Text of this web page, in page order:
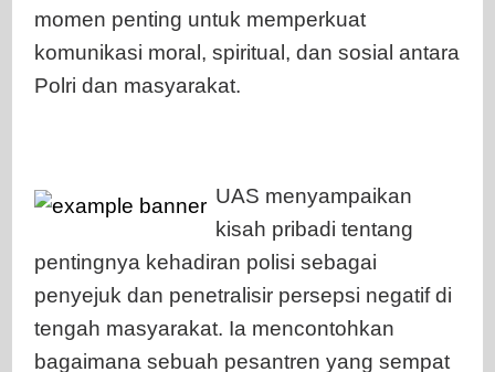
momen penting untuk memperkuat
komunikasi moral, spiritual, dan sosial antara
Polri dan masyarakat.
UAS menyampaikan
kisah pribadi tentang
pentingnya kehadiran polisi sebagai
penyejuk dan penetralisir persepsi negatif di
tengah masyarakat. Ia mencontohkan
bagaimana sebuah pesantren yang sempat